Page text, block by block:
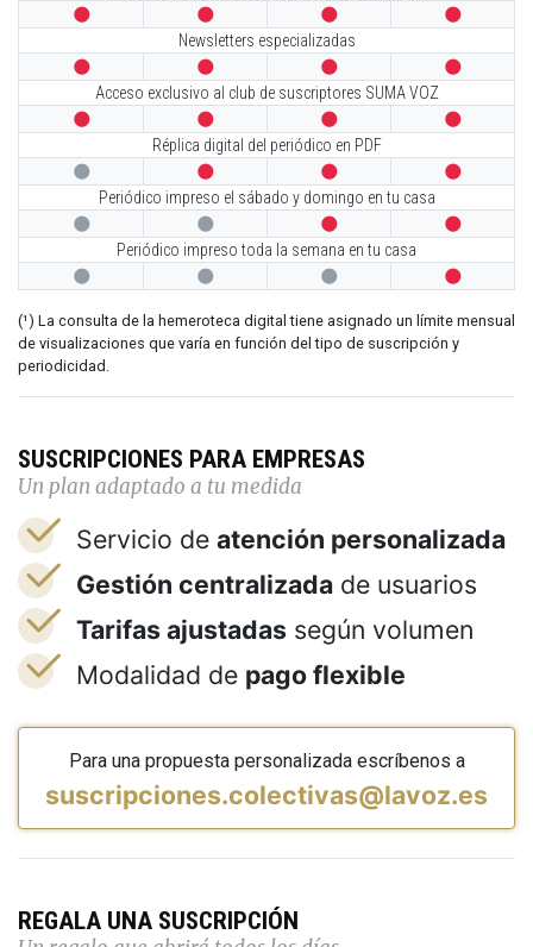
   
Newsletters especializadas
   
Acceso exclusivo al club de suscriptores SUMA VOZ
   
Réplica digital del periódico en PDF
   
Periódico impreso el sábado y domingo en tu casa
   
Periódico impreso toda la semana en tu casa
   
(¹) La consulta de la hemeroteca digital tiene asignado un límite mensual
de visualizaciones que varía en función del tipo de suscripción y
periodicidad.
SUSCRIPCIONES PARA EMPRESAS
Un plan adaptado a tu medida
Servicio de atención personalizada
Gestión centralizada de usuarios
Tarifas ajustadas según volumen
Modalidad de pago flexible
Para una propuesta personalizada escríbenos a
suscripciones.colectivas@lavoz.es
REGALA UNA SUSCRIPCIÓN